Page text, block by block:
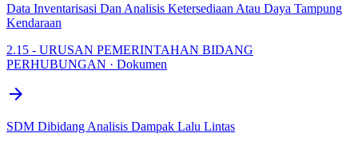
Data Inventarisasi Dan Analisis Ketersediaan Atau Daya Tampung
Kendaraan
2.15 - URUSAN PEMERINTAHAN BIDANG
PERHUBUNGAN · Dokumen
arrow_forward
SDM Dibidang Analisis Dampak Lalu Lintas